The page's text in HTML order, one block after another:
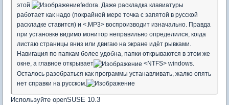
этой
fedora. Даже раскладка клавиатуры
работает как надо (покрайней мере точка с запятой в русской
раскладке ставится) и <.MP3> воспроизводит изначально. Правда
при установке видимо монитор неправильно определился, когда
листаю страницы вниз или двигаю на экране идёт рывками.
Навигация по папкам более удобна, папки открываются в этом же
окне, а главное открывает
<NTFS> windows.
Осталось разобраться как программы устанавливать, жалко опять
нет справки на русском.
Используйте openSUSE 10.3